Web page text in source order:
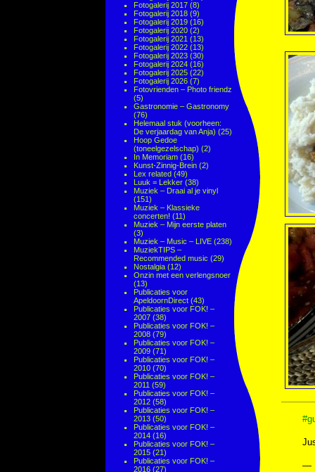
Fotogalerij 2017 (8)
Fotogalerij 2018 (9)
Fotogalerij 2019 (16)
Fotogalerij 2020 (2)
Fotogalerij 2021 (13)
Fotogalerij 2022 (13)
Fotogalerij 2023 (30)
Fotogalerij 2024 (16)
Fotogalerij 2025 (22)
Fotogalerij 2026 (7)
Fotovrienden – Photo friendz
(5)
Gastronomie – Gastronomy
(76)
Helemaal stuk (voorheen:
De verjaardag van Anja) (25)
Hoop Gedoe
(toneelgezelschap) (2)
In Memoriam (16)
Kunst-Zinnig-Brein (2)
Lex related (49)
Luuk = Lekker (38)
Muziek – Draai al je vinyl
(151)
Muziek – Klassieke
concerten! (11)
Muziek – Mijn eerste platen
(3)
Muziek – Music – LIVE (238)
MuziekTIPS –
Recommended music (29)
Nostalgia (12)
Onzin met een verlengsnoer
(13)
Publicaties voor
ApeldoornDirect (43)
Publicaties voor FOK! –
2007 (38)
Publicaties voor FOK! –
2008 (79)
Publicaties voor FOK! –
2009 (71)
Publicaties voor FOK! –
2010 (70)
Publicaties voor FOK! –
2011 (59)
Publicaties voor FOK! –
2012 (58)
Publicaties voor FOK! –
2013 (50)
Publicaties voor FOK! –
2014 (16)
Publicaties voor FOK! –
2015 (21)
Publicaties voor FOK! –
2016 (27)
—